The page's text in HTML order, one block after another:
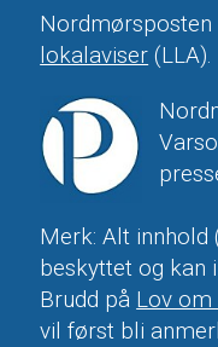
lokalaviser (LLA).
Merk: Alt
beskyttet og kan
Brudd på Lov om
vil først bli